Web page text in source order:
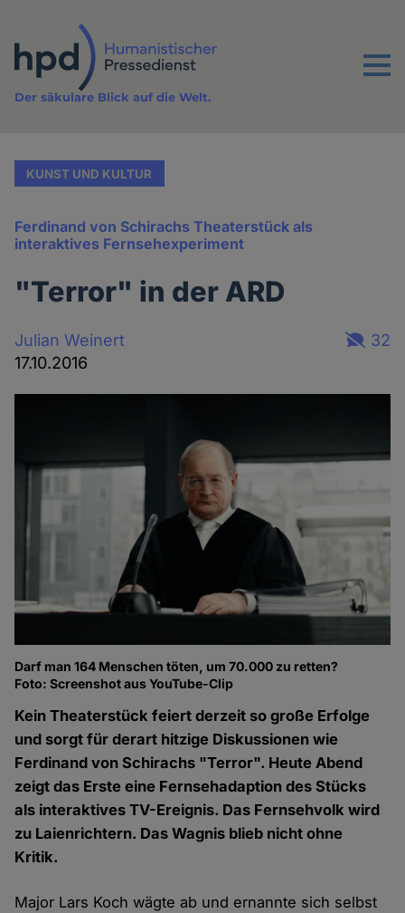
Inhalt
Menu
Der säkulare Blick auf die Welt.
KUNST UND KULTUR
Ferdinand von Schirachs Theaterstück als
interaktives Fernsehexperiment
"Terror" in der ARD
Julian Weinert
17.10.2016
32
Darf man 164 Menschen töten, um 70.000 zu retten?
Foto: Screenshot aus YouTube-Clip
Kein Theaterstück feiert derzeit so große Erfolge
und sorgt für derart hitzige Diskussionen wie
Ferdinand von Schirachs "Terror". Heute Abend
zeigt das Erste eine Fernsehadaption des Stücks
als interaktives TV-Ereignis. Das Fernsehvolk wird
zu Laienrichtern. Das Wagnis blieb nicht ohne
Kritik.
Major Lars Koch wägte ab und ernannte sich selbst